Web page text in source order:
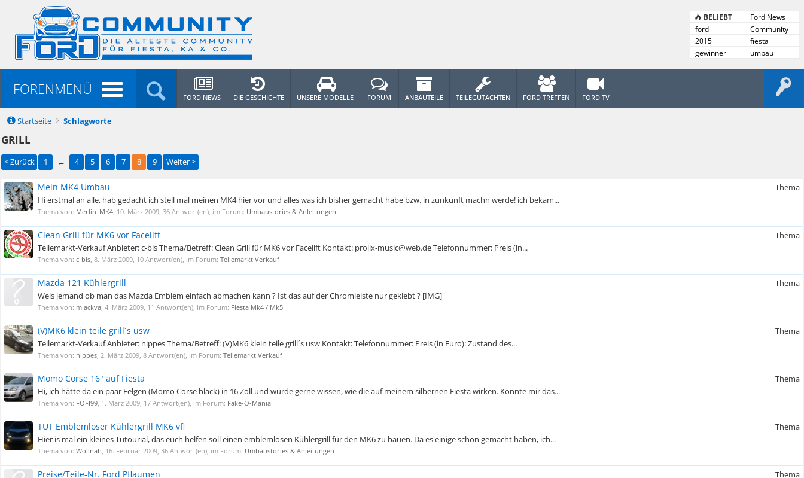
Startseite Schlagworte
GRILL
< Zurück 1 ← 4 5 6 7 8 9 Weiter >
Thema
Mein MK4 Umbau
Hi erstmal an alle, hab gedacht ich stell mal meinen MK4 hier vor und alles was ich bisher gemacht habe bzw. in zunkunft machn werde! ich bekam...
Thema von: Merlin_MK4 10. März 2009 , 36 Antwort(en), im Forum: Umbaustories & Anleitungen
Thema
Clean Grill für MK6 vor Facelift
Teilemarkt-Verkauf Anbieter: c-bis Thema/Betreff: Clean Grill für MK6 vor Facelift Kontakt: prolix-music@web.de Telefonnummer: Preis (in...
Thema von: c-bis 8. März 2009 , 10 Antwort(en), im Forum: Teilemarkt Verkauf
Thema
Mazda 121 Kühlergrill
Weis jemand ob man das Mazda Emblem einfach abmachen kann ? Ist das auf der Chromleiste nur geklebt ? [IMG]
Thema von: m.ackva 4. März 2009 , 11 Antwort(en), im Forum: Fiesta Mk4 / Mk5
Thema
(V)MK6 klein teile grill´s usw
Teilemarkt-Verkauf Anbieter: nippes Thema/Betreff: (V)MK6 klein teile grill´s usw Kontakt: Telefonnummer: Preis (in Euro): Zustand des...
Thema von: nippes 2. März 2009 , 8 Antwort(en), im Forum: Teilemarkt Verkauf
Thema
Momo Corse 16" auf Fiesta
Hi, ich hätte da ein paar Felgen (Momo Corse black) in 16 Zoll und würde gerne wissen, wie die auf meinem silbernen Fiesta wirken. Könnte mir das...
Thema von: FOFI99 1. März 2009 , 17 Antwort(en), im Forum: Fake-O-Mania
Thema
TUT Emblemloser Kühlergrill MK6 vfl
Hier is mal ein kleines Tutourial, das euch helfen soll einen emblemlosen Kühlergrill für den MK6 zu bauen. Da es einige schon gemacht haben, ich...
Thema von: Wollnah 16. Februar 2009 , 36 Antwort(en), im Forum: Umbaustories & Anleitungen
Thema
Preise/Teile-Nr. Ford Pflaumen
BELIEBT
Ford News
ford
Community
News
2015
fiesta
gewinner
umbau
FORENMENÜ FORD NEWS DIE GESCHICHTE UNSERE MODELLE FORUM ANBAUTEILE TEILEGUTACHTEN FORD TREFFEN FORD TV